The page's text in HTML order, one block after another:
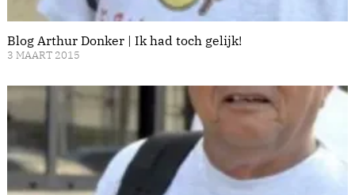
Blog Arthur Donker | Ik had toch gelijk!
3 MAART 2015